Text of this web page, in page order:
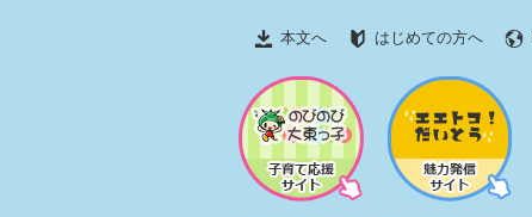
本文へ はじめての方へ